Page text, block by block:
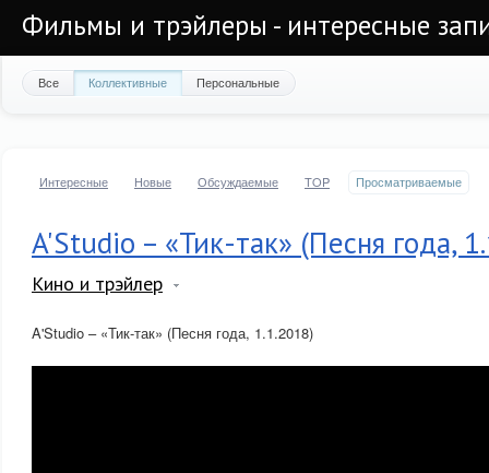
Фильмы и трэйлеры - интересные
Все Коллективные Персональные
Интересные Новые Обсуждаемые TOP Просматриваемые
A'Studio – «Тик-так» (Песня года,
Кино и трэйлер
A'Studio – «Тик-так» (Песня года, 1.1.2018)